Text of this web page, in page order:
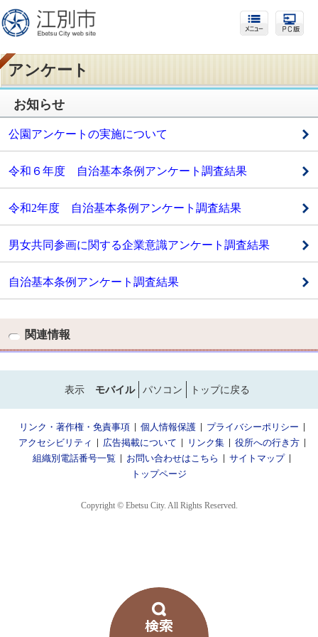
アンケート
お知らせ
公園アンケートの実施について
令和６年度 自治基本条例アンケート調査結果
令和2年度 自治基本条例アンケート調査結果
男女共同参画に関する企業意識アンケート調査結果
自治基本条例アンケート調査結果
関連情報
表示 モバイル パソコン トップに戻る
リンク・著作権・免責事項 個人情報保護
プライバシーポリシー
アクセシビリティ
広告掲載について リンク集
役所への行き方
組織別電話番号一覧
お問い合わせはこちら
サイトマップ
トップページ
Copyright © Ebetsu City. All Rights Reserved.